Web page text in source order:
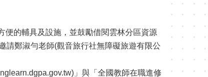
便的輔具及設施，並鼓勵借閱雲林分區資源
請鄭淑勻老師(觀音旅行社無障礙旅遊有限公
」與「全國教師在職進修